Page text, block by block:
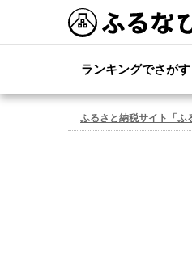
ランキングでさがす
ふるさと納税サイト「ふ